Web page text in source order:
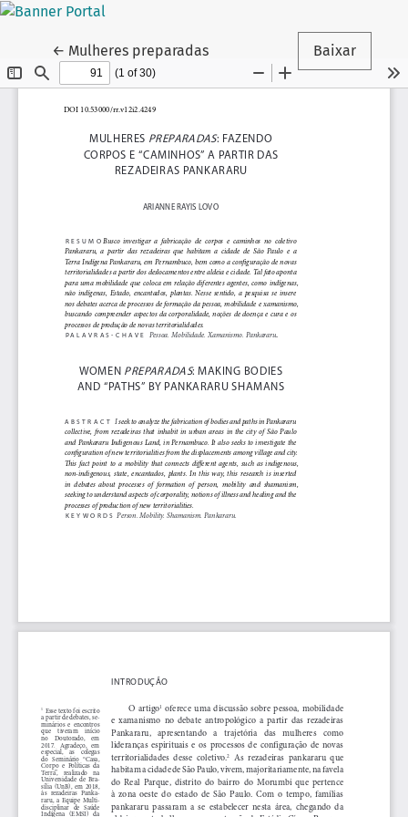
← Voltar aos Detalhes do Artigo
Mulheres preparadas Baixar